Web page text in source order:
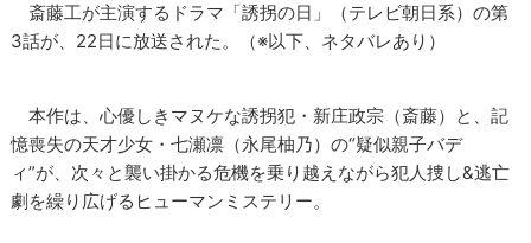
斎藤工が主演するドラマ「誘拐の日」（テレビ朝日系）の第
3話が、22日に放送された。（※以下、ネタバレあり）
本作は、心優しきマヌケな誘拐犯・新庄政宗（斎藤）と、記
憶喪失の天才少女・七瀬凛（永尾柚乃）の“疑似親子バデ
ィ”が、次々と襲い掛かる危機を乗り越えながら犯人捜し&逃亡
劇を繰り広げるヒューマンミステリー。